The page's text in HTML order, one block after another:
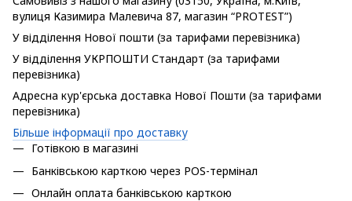
вулиця Казимира Малевича 87, магазин “PROTEST”)
У відділення Нової пошти (за тарифами перевізника)
У відділення УКРПОШТИ Стандарт (за тарифами
перевізника)
Адресна кур'єрська доставка Нової Пошти (за тарифами
перевізника)
Більше інформації про доставку
Готівкою в магазині
Банківською карткою через POS-термінал
Онлайн оплата банківською карткою